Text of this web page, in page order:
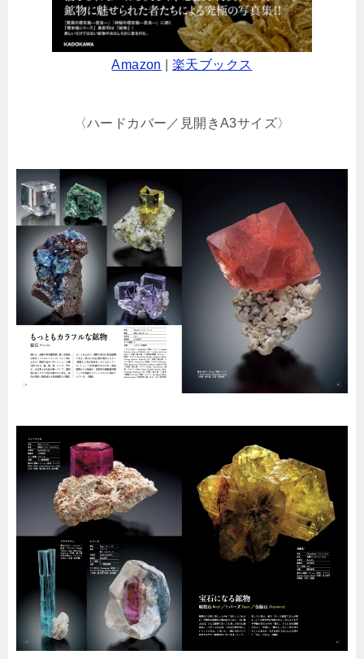
Amazon |楽天ブックス
〈ハードカバー／見開きA3サイズ〉